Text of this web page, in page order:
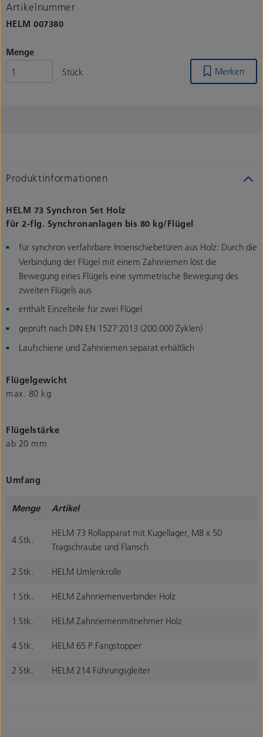
Artikelnummer
HELM007380
Menge
Stück
Merken
Produktinformationen
HELM 73 Synchron Set Holz
für 2-flg. Synchronanlagen bis 80 kg/Flügel
für synchron verfahrbare Innenschiebetüren aus Holz: Durch die
Verbindung der Flügel mit einem Zahnriemen löst die
Bewegung eines Flügels eine symmetrische Bewegung des
zweiten Flügels aus
enthält Einzelteile für zwei Flügel
geprüft nach DIN EN 1527:2013 (200.000 Zyklen)
Laufschiene und Zahnriemen separat erhältlich
Flügelgewicht
max. 80 kg
Flügelstärke
ab 20 mm
Umfang
Menge Artikel
4 Stk.
HELM 73 Rollapparat mit Kugellager, M8 x 50
Tragschraube und Flansch
2 Stk. HELM Umlenkrolle
1 Stk. HELM Zahnriemenverbinder Holz
1 Stk. HELM Zahnriemenmitnehmer Holz
4 Stk. HELM 65 P Fangstopper
2 Stk. HELM 214 Führungsgleiter